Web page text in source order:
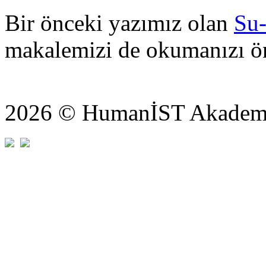
Bir önceki yazımız olan
makalemizi de okumanızı
2026 © HumanİST